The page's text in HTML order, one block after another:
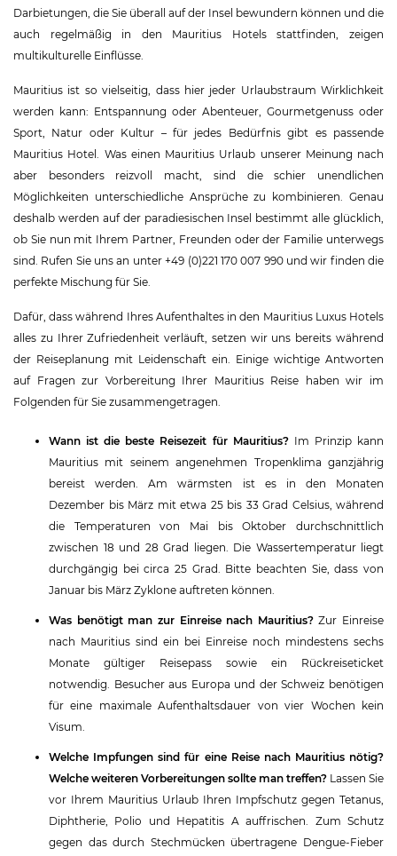
Darbietungen, die Sie überall auf der Insel bewundern können und die
auch regelmäßig in den Mauritius Hotels stattfinden, zeigen
multikulturelle Einflüsse.
Mauritius ist so vielseitig, dass hier jeder Urlaubstraum Wirklichkeit
werden kann: Entspannung oder Abenteuer, Gourmetgenuss oder
Sport, Natur oder Kultur – für jedes Bedürfnis gibt es passende
Mauritius Hotel. Was einen Mauritius Urlaub unserer Meinung nach
aber besonders reizvoll macht, sind die schier unendlichen
Möglichkeiten unterschiedliche Ansprüche zu kombinieren. Genau
deshalb werden auf der paradiesischen Insel bestimmt alle glücklich,
ob Sie nun mit Ihrem Partner, Freunden oder der Familie unterwegs
sind. Rufen Sie uns an unter +49 (0)221 170 007 990 und wir finden die
perfekte Mischung für Sie.
Dafür, dass während Ihres Aufenthaltes in den Mauritius Luxus Hotels
alles zu Ihrer Zufriedenheit verläuft, setzen wir uns bereits während
der Reiseplanung mit Leidenschaft ein. Einige wichtige Antworten
auf Fragen zur Vorbereitung Ihrer Mauritius Reise haben wir im
Folgenden für Sie zusammengetragen.
Wann ist die beste Reisezeit für Mauritius?Im Prinzip kann
Mauritius mit seinem angenehmen Tropenklima ganzjährig
bereist werden. Am wärmsten ist es in den Monaten
Dezember bis März mit etwa 25 bis 33 Grad Celsius, während
die Temperaturen von Mai bis Oktober durchschnittlich
zwischen 18 und 28 Grad liegen. Die Wassertemperatur liegt
durchgängig bei circa 25 Grad. Bitte beachten Sie, dass von
Januar bis März Zyklone auftreten können.
Was benötigt man zur Einreise nach Mauritius?Zur Einreise
nach Mauritius sind ein bei Einreise noch mindestens sechs
Monate gültiger Reisepass sowie ein Rückreiseticket
notwendig. Besucher aus Europa und der Schweiz benötigen
für eine maximale Aufenthaltsdauer von vier Wochen kein
Visum.
Welche Impfungen sind für eine Reise nach Mauritius nötig?
Welche weiteren Vorbereitungen sollte man treffen? Lassen Sie
vor Ihrem Mauritius Urlaub Ihren Impfschutz gegen Tetanus,
Diphtherie, Polio und Hepatitis A auffrischen. Zum Schutz
gegen das durch Stechmücken übertragene Dengue-Fieber